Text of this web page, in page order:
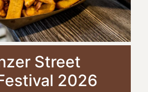
Street
2026